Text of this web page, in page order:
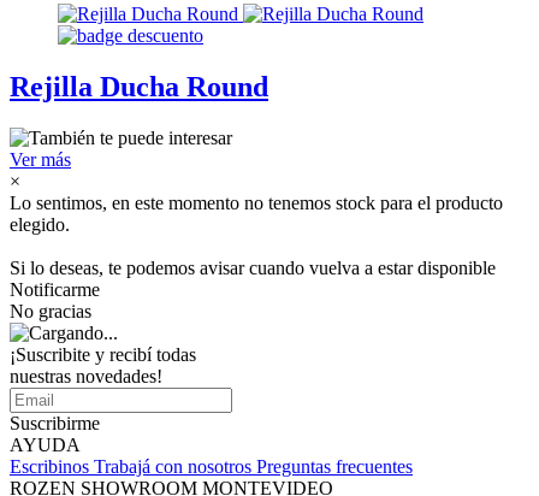
Rejilla Ducha Round
Ver más
×
Lo sentimos, en este momento no tenemos stock para el producto
elegido.
Si lo deseas, te podemos avisar cuando vuelva a estar disponible
Notificarme
No gracias
¡Suscribite y recibí todas
nuestras novedades!
Suscribirme
AYUDA
Escribinos Trabajá con nosotros Preguntas frecuentes
ROZEN SHOWROOM MONTEVIDEO